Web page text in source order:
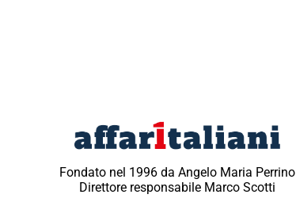
Fondato nel 1996 da Angelo Maria Perrino
Direttore responsabile Marco Scotti